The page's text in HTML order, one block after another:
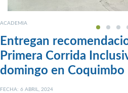
ACADEMIA
Entregan
Primera Corrida
domingo en Coquimbo
FECHA: 6 ABRIL, 2024